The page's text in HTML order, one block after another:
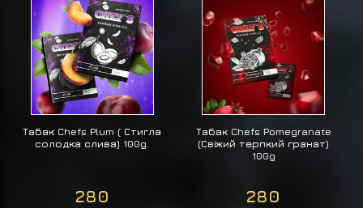
Табак Chefs Plum ( Стигла
солодка слива) 100g.
280
Табак Chefs Pomegranate
(Свіжий терпкий гранат)
100g
280